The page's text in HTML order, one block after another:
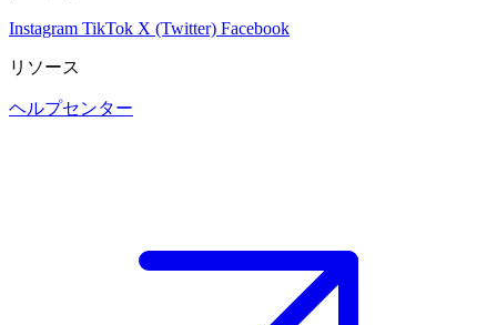
Instagram TikTok X (Twitter) Facebook
リソース
ヘルプセンター